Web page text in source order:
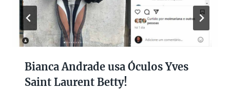
Bianca Andrade usa Óculos Yves
Saint Laurent Betty!